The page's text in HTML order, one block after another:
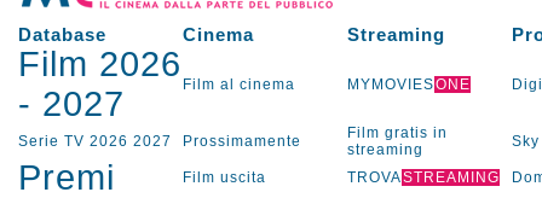
Database Cinema Streaming
Film 2026
- 2027 Film al cinema MYMOVIESONE
Serie TV 2026 2027 Prossimamente
Film gratis in
streaming
Sky
Premi Film uscita TROVASTREAMING